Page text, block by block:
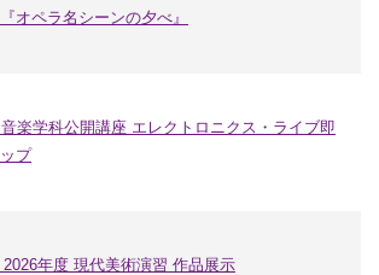
オペラ名シーンの夕べ』
音楽学科公開講座 エレクトロニクス・ライブ即
プ
2026年度 現代美術演習 作品展示